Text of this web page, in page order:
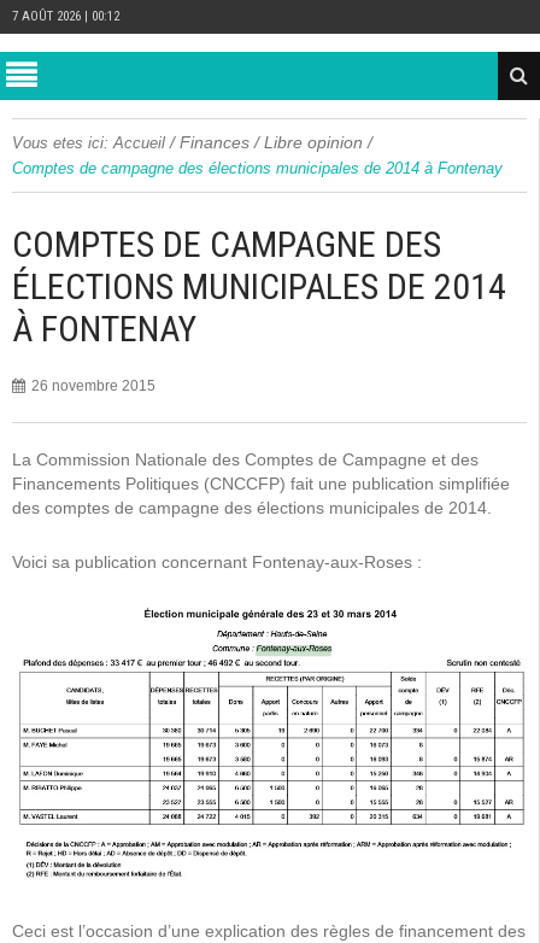
7 AOÛT 2026 | 00:12
Vous etes ici: Accueil /Finances /Libre opinion /
Comptes de campagne des élections municipales de 2014 à Fontenay
COMPTES DE CAMPAGNE DES
ÉLECTIONS MUNICIPALES DE 2014
À FONTENAY
26 novembre 2015
La Commission Nationale des Comptes de Campagne et des
Financements Politiques (CNCCFP) fait une publication simplifiée
des comptes de campagne des élections municipales de 2014.
Voici sa publication concernant Fontenay-aux-Roses :
Ceci est l’occasion d’une explication des règles de financement des